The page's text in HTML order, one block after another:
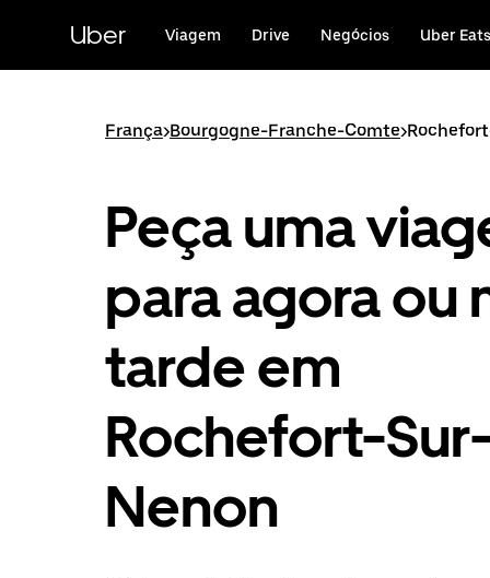
conteúdo
Uber Viagem Drive Negócios Uber Eats
França>Bourgogne-Franche-Comte>
Peça uma
para agora ou
tarde em
Rochefort-
Nenon